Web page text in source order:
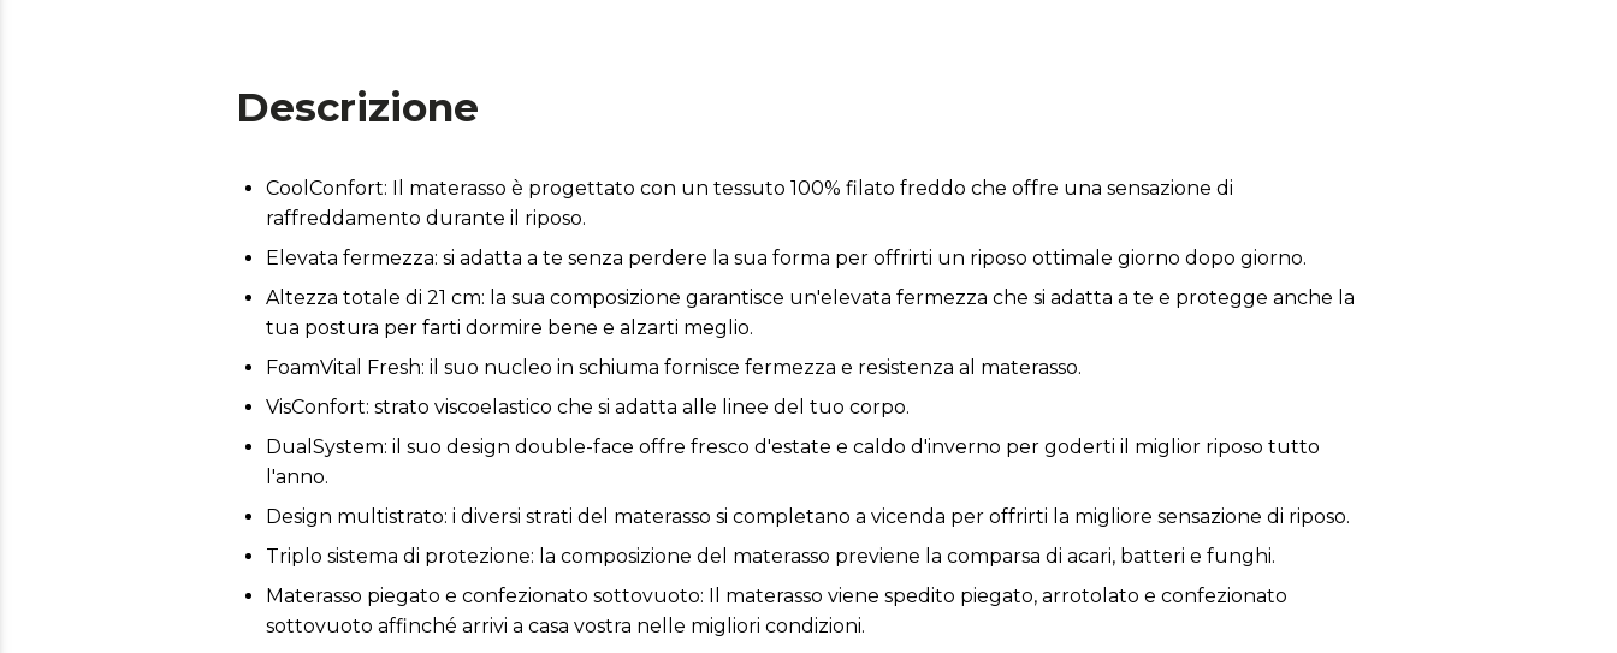
Descrizione
CoolConfort: Il materasso è progettato con un tessuto 100% filato freddo che offre una sensazione di
raffreddamento durante il riposo.
Elevata fermezza: si adatta a te senza perdere la sua forma per offrirti un riposo ottimale giorno dopo giorno.
Altezza totale di 21 cm: la sua composizione garantisce un'elevata fermezza che si adatta a te e protegge anche la
tua postura per farti dormire bene e alzarti meglio.
FoamVital Fresh: il suo nucleo in schiuma fornisce fermezza e resistenza al materasso.
VisConfort: strato viscoelastico che si adatta alle linee del tuo corpo.
DualSystem: il suo design double-face offre fresco d'estate e caldo d'inverno per goderti il ​​miglior riposo tutto
l'anno.
Design multistrato: i diversi strati del materasso si completano a vicenda per offrirti la migliore sensazione di riposo.
Triplo sistema di protezione: la composizione del materasso previene la comparsa di acari, batteri e funghi.
Materasso piegato e confezionato sottovuoto: Il materasso viene spedito piegato, arrotolato e confezionato
sottovuoto affinché arrivi a casa vostra nelle migliori condizioni.